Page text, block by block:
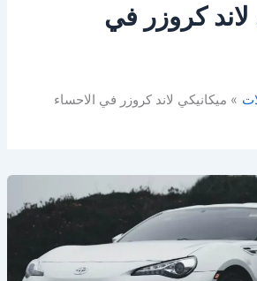
لاند كروزر في
ميكانيكي لاند كروزر في الاحساء